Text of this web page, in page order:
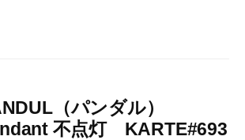
（パンダル）
不点灯 KARTE#693